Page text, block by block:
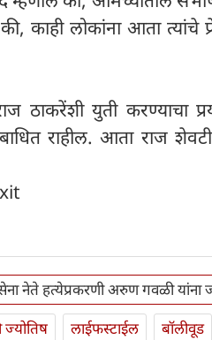
की, काही लोकांना आता
ठाकरेंशी युती
राहील. आता राज
नेते हत्येप्रकरणी अरुण गवळी यांना
ज्योतिष लाईफस्टाईल बॉलीवूड